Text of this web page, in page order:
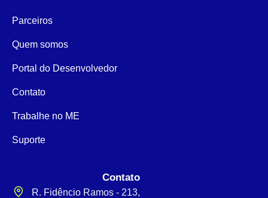
Parceiros
Quem somos
Portal do Desenvolvedor
Contato
Trabalhe no ME
Suporte
Contato
R. Fidêncio Ramos - 213,